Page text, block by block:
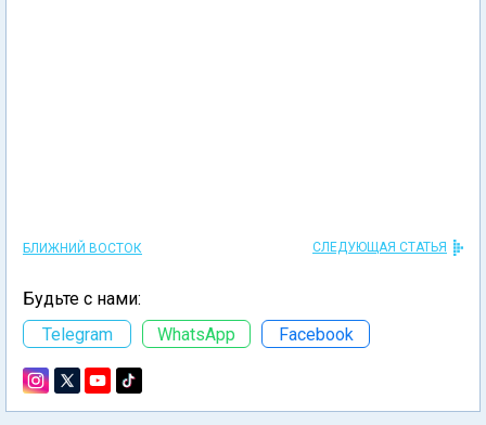
БЛИЖНИЙ ВОСТОК СЛЕДУЮЩАЯ СТАТЬЯ
Будьте с нами:
Telegram
WhatsApp Facebook